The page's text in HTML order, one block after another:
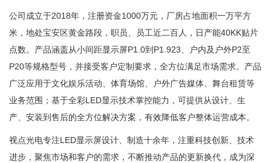
公司成立于2018年，注册资金1000万元，厂房占地面积一万平方
米，地处宝安区黄金路段，职员、员工近二百人，日产能40KK贴片
点数。产品涵盖从小间距显示屏P1.0到P1.923、户内及户外P2至
P20等规格型号，并接受客户定制要求，全方位满足市场需求。产品
广泛应用于文化娱乐活动、体育场馆、户外广告媒体、舞台租赁等
业务范围；基于全彩LED显示技术掌控能力，可提供从设计、生
产、安装到售后的全方位解决方案，有效降低客户整体运营成本。
视点光电专注LED显示屏设计、制造十余年，注重科技创新、技术
进步，聚焦市场和客户的需求，不断推动产品的更新换代，成为深